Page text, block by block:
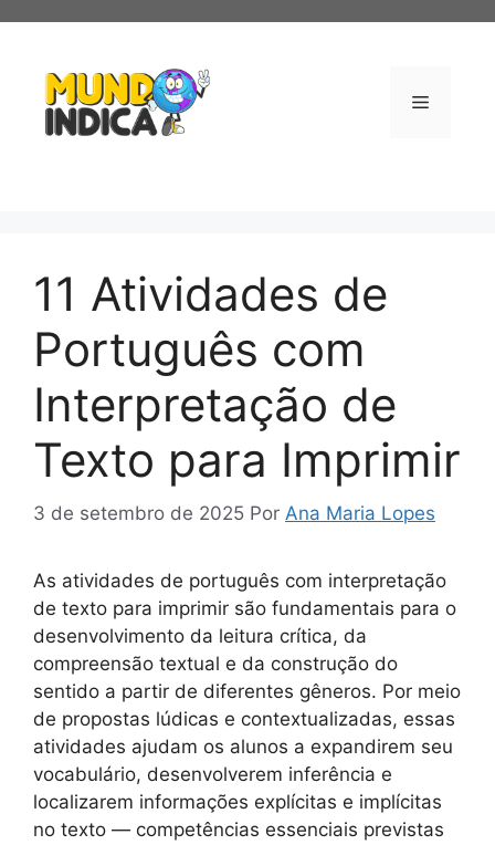
conteúdo
Menu
11 Atividades de
Português com
Interpretação de
Texto para Imprimir
3 de setembro de 2025 Por Ana Maria Lopes
As atividades de português com interpretação
de texto para imprimir são fundamentais para o
desenvolvimento da leitura crítica, da
compreensão textual e da construção do
sentido a partir de diferentes gêneros. Por meio
de propostas lúdicas e contextualizadas, essas
atividades ajudam os alunos a expandirem seu
vocabulário, desenvolverem inferência e
localizarem informações explícitas e implícitas
no texto — competências essenciais previstas